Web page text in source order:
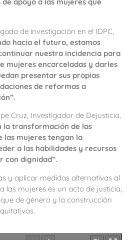
apoyo a las mujeres que
de investigación en el IDPC,
hacia el futuro, estamos
nuestra incidencia para
mujeres encarceladas y darles
presentar sus propias
de reformas a
Cruz, Investigador de Dejusticia,
la transformación de las
las mujeres tengan la
a las habilidades y recursos
con dignidad”.
y aplicar medidas alternativas al
las mujeres es un acto de justicia,
de género y la construcción